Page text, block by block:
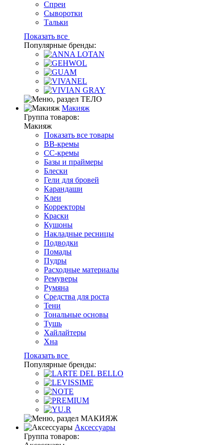
Спреи
Сыворотки
Тальки
Показать все
Популярные бренды:
Макияж
Группа товаров:
Макияж
Показать все товары
BB-кремы
CC-кремы
Базы и праймеры
Блески
Гели для бровей
Карандаши
Клеи
Корректоры
Краски
Кушоны
Накладные ресницы
Подводки
Помады
Пудры
Расходные материалы
Ремуверы
Румяна
Средства для роста
Тени
Тональные основы
Тушь
Хайлайтеры
Хна
Показать все
Популярные бренды:
Аксессуары
Группа товаров: